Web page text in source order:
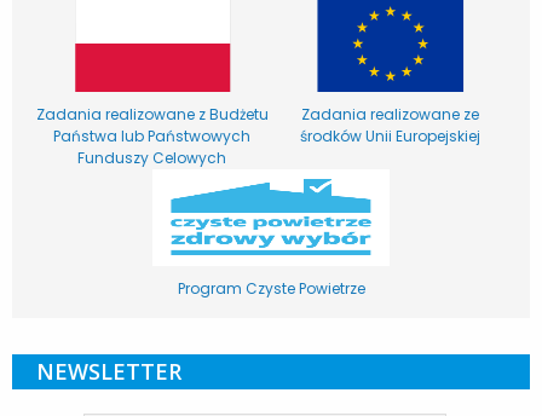
Zadania realizowane z Budżetu
Państwa lub Państwowych
Funduszy Celowych
Zadania realizowane ze
środków Unii Europejskiej
Program Czyste Powietrze
NEWSLETTER